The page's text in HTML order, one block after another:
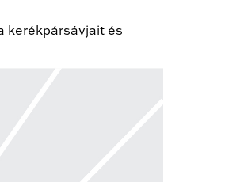
kerékpársávjait és